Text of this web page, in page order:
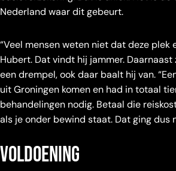
Nederland waar dit gebeurt.
“Veel mensen weten niet dat deze plek
Hubert. Dat vindt hij jammer. Daarnaast
een drempel, ook daar baalt hij van.
uit Groningen komen en had in totaal
behandelingen nodig. Betaal die
als je onder bewind staat. Dat ging dus
Voldoening